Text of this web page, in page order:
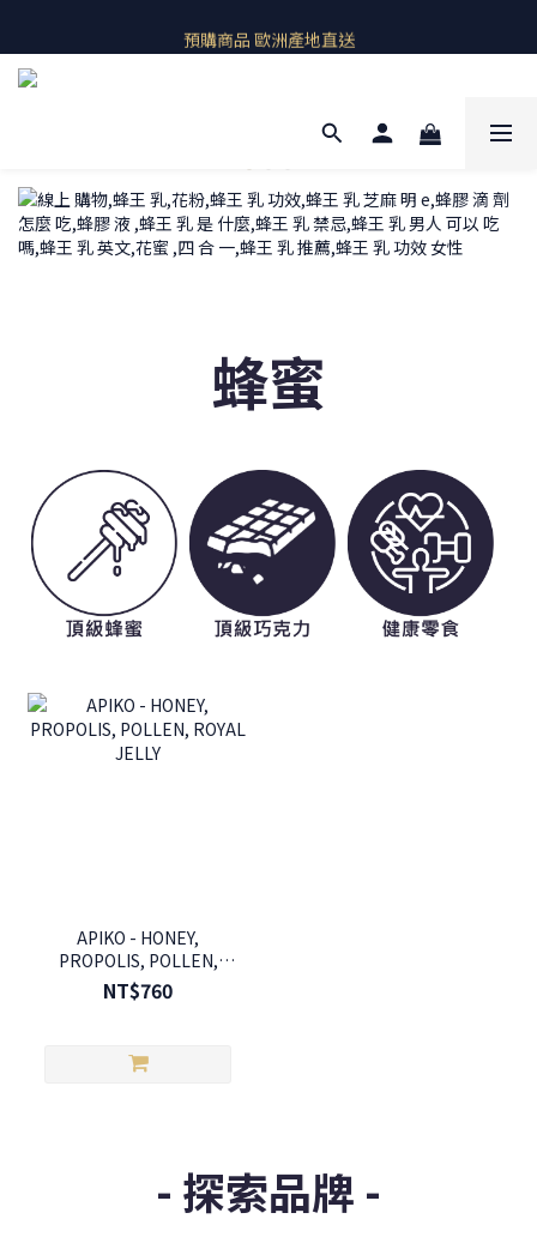
即期良品上架  最新優惠快帶回家
預購商品 歐洲產地直送
蜂蜜
APIKO - HONEY,
PROPOLIS, POLLEN,
ROYAL JELLY
NT$760
- 探索品牌 -